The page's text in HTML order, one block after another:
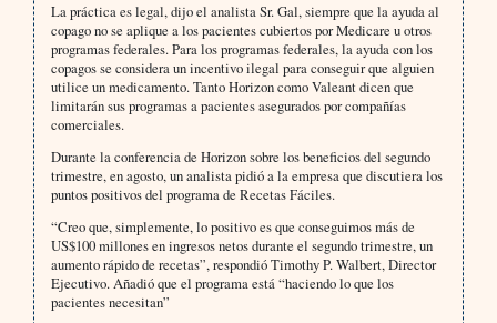
La práctica es legal, dijo el analista Sr. Gal, siempre que la ayuda al
copago no se aplique a los pacientes cubiertos por Medicare u otros
programas federales. Para los programas federales, la ayuda con los
copagos se considera un incentivo ilegal para conseguir que alguien
utilice un medicamento. Tanto Horizon como Valeant dicen que
limitarán sus programas a pacientes asegurados por compañías
comerciales.
Durante la conferencia de Horizon sobre los beneficios del segundo
trimestre, en agosto, un analista pidió a la empresa que discutiera los
puntos positivos del programa de Recetas Fáciles.
“Creo que, simplemente, lo positivo es que conseguimos más de
US$100 millones en ingresos netos durante el segundo trimestre, un
aumento rápido de recetas”, respondió Timothy P. Walbert, Director
Ejecutivo. Añadió que el programa está “haciendo lo que los
pacientes necesitan”